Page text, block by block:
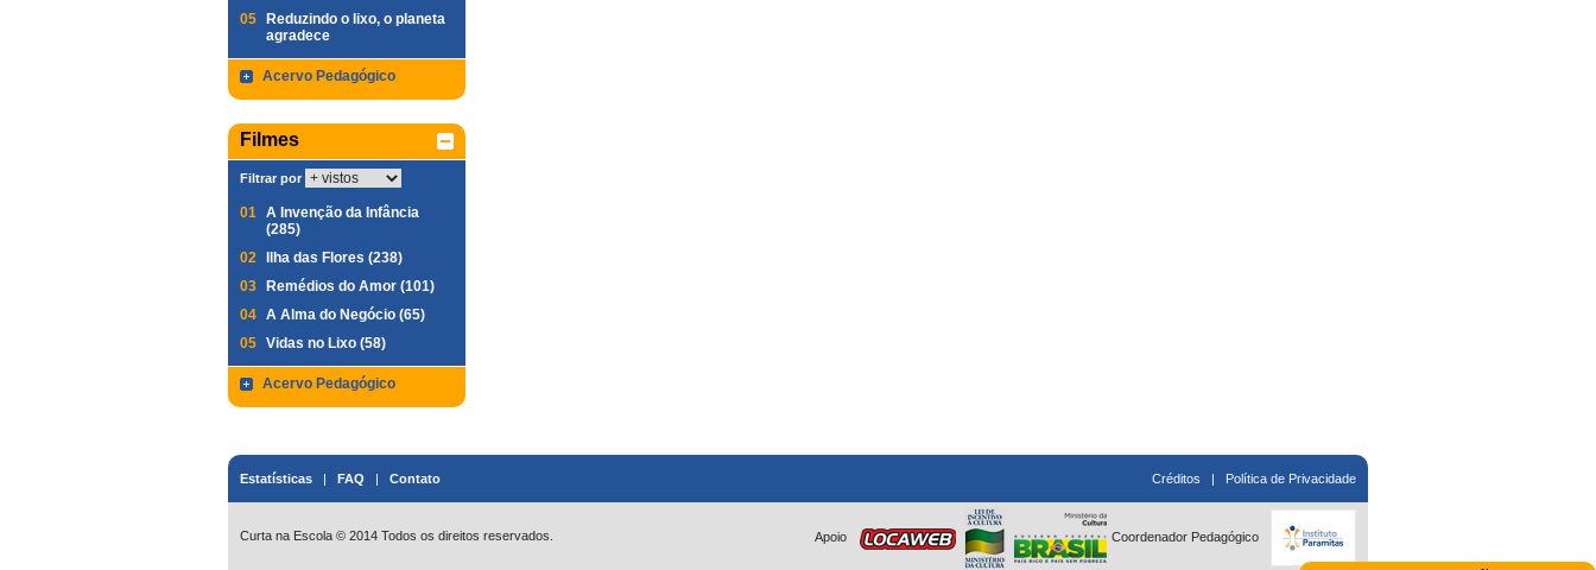
05
Reduzindo o lixo, o planeta
agradece
Acervo Pedagógico
Filmes
Filtrar por
01 A Invenção da Infância
(285)
02
Ilha das Flores (238)
03
Remédios do Amor (101)
04 A Alma do Negócio (65)
05 Vidas no Lixo (58)
Acervo Pedagógico
Estatísticas | FAQ | Contato Créditos | Política de Privacidade
Curta na Escola © 2014 Todos os direitos reservados. Apoio Coordenador Pedagógico